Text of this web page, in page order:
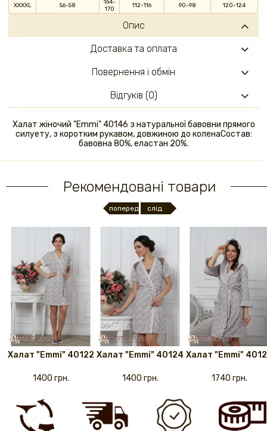
XXXXL 56-58
164-
170
112-116 90-98 120-124
Опис
Халат жіночий "Emmi" 40146 з натуральної бавовни прямого
силуету, з коротким рукавом, довжиною до коленаСостав:
бавовна 80%, еластан 20%.
Доставка та оплата
Повернення і обмін
Відгуків (0)
Рекомендовані товари
поперед. слід.
Халат "Emmi" 40122
1400 грн.
Халат "Emmi" 40124
1400 грн.
Халат "Emmi"
1740 грн.